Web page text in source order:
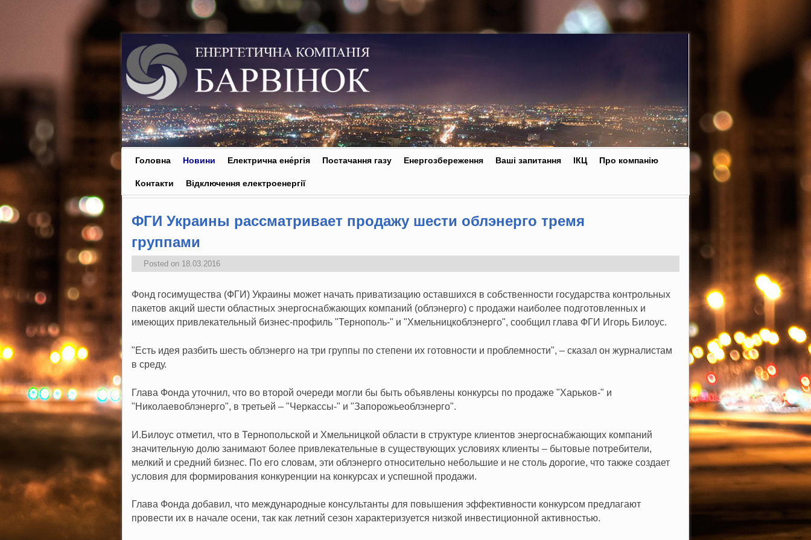
Головна Новини Електрична ене́ргія Постачання газу Енергозбереження Ваші запитання ІКЦ Про компанію
Контакти Відключення електроенергії
ФГИ Украины рассматривает продажу шести облэнерго тремя
группами
Posted on 18.03.2016
Фонд госимущества (ФГИ) Украины может начать приватизацию оставшихся в собственности государства контрольных
пакетов акций шести областных энергоснабжающих компаний (облэнерго) с продажи наиболее подготовленных и
имеющих привлекательный бизнес-профиль "Тернополь-" и "Хмельницкоблэнерго", сообщил глава ФГИ Игорь Билоус.
"Есть идея разбить шесть облэнерго на три группы по степени их готовности и проблемности", – сказал он журналистам
в среду.
Глава Фонда уточнил, что во второй очереди могли бы быть объявлены конкурсы по продаже "Харьков-" и
"Николаевоблэнерго", в третьей – "Черкассы-" и "Запорожьеоблэнерго".
И.Билоус отметил, что в Тернопольской и Хмельницкой области в структуре клиентов энергоснабжающих компаний
значительную долю занимают более привлекательные в существующих условиях клиенты – бытовые потребители,
мелкий и средний бизнес. По его словам, эти облэнерго относительно небольшие и не столь дорогие, что также создает
условия для формирования конкуренции на конкурсах и успешной продажи.
Глава Фонда добавил, что международные консультанты для повышения эффективности конкурсом предлагают
провести их в начале осени, так как летний сезон характеризуется низкой инвестиционной активностью.